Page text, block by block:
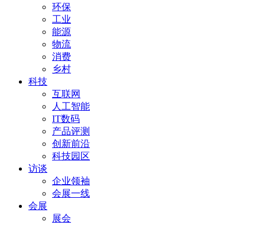
环保
工业
能源
物流
消费
乡村
科技
互联网
人工智能
IT数码
产品评测
创新前沿
科技园区
访谈
企业领袖
会展一线
会展
展会